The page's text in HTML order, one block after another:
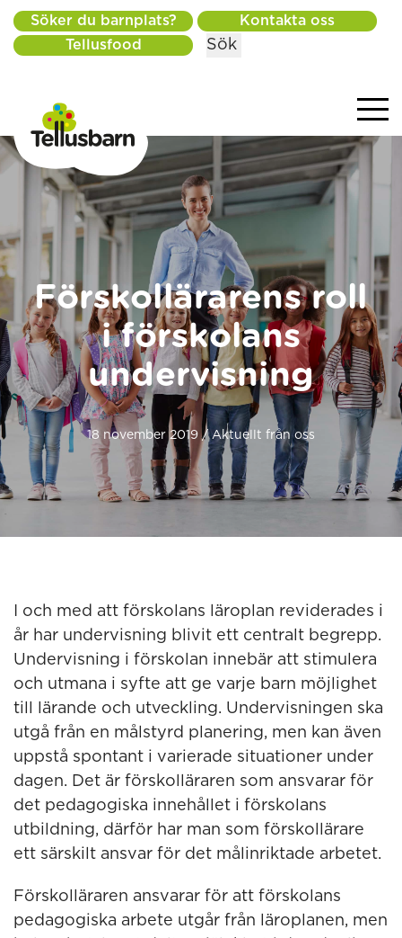
Söker du barnplats?
Kontakta oss
Tellusfood
Sök
Förskollärarens roll
i förskolans
undervisning
18 november 2019 / Aktuellt från oss
I och med att förskolans läroplan reviderades i
år har undervisning blivit ett centralt begrepp.
Undervisning i förskolan innebär att stimulera
och utmana i syfte att ge varje barn möjlighet
till lärande och utveckling. Undervisningen ska
utgå från en målstyrd planering, men kan även
uppstå spontant i varierade situationer under
dagen. Det är förskolläraren som ansvarar för
det pedagogiska innehållet i förskolans
utbildning, därför har man som förskollärare
ett särskilt ansvar för det målinriktade arbetet.
Förskolläraren ansvarar för att förskolans
pedagogiska arbete utgår från läroplanen, men